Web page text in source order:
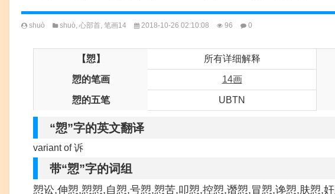
shuò shuò, 心部首, 笔画14 2018-10-26 02:10:08 96 0
【愬】 所有详细解释
愬的笔画 14画
愬的五笔 UBTN
“愬”字的英文翻译
variant of 诉
带“愬”字的词组
愬讼,伸愬,愬愬,自愬,号愬,愬苦,叩愬,控愬,谮愬,冒愬,谗愬,肤愬,